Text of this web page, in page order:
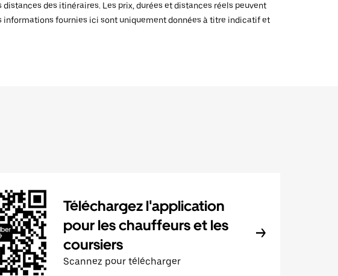
des itinéraires. Les prix, durées et distances réels peuvent
fournies ici sont uniquement données à titre indicatif et
Téléchargez l'application
pour les chauffeurs et les
coursiers
Scannez pour télécharger